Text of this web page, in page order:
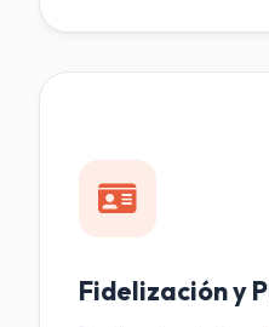
Fidelización y